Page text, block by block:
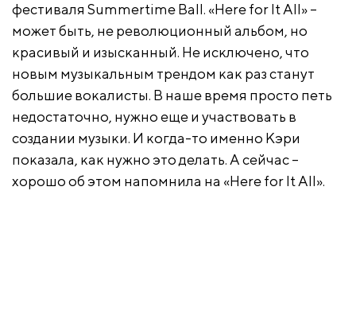
фестиваля Summertime Ball. «Here for It All» –
может быть, не революционный альбом, но
красивый и изысканный. Не исключено, что
новым музыкальным трендом как раз станут
большие вокалисты. В наше время просто петь
недостаточно, нужно еще и участвовать в
создании музыки. И когда-то именно Кэри
показала, как нужно это делать. А сейчас –
хорошо об этом напомнила на «Here for It All».